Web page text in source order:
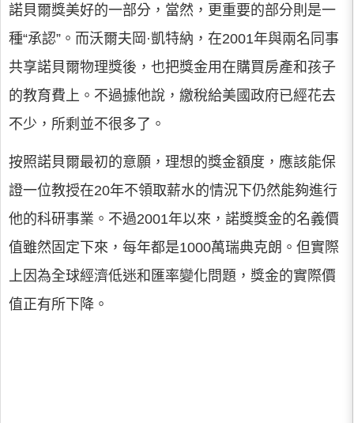
諾貝爾獎美好的一部分，當然，更重要的部分則是一
種“承認”。而沃爾夫岡·凱特納，在2001年與兩名同事
共享諾貝爾物理獎後，也把獎金用在購買房產和孩子
的教育費上。不過據他說，繳稅給美國政府已經花去
不少，所剩並不很多了。
按照諾貝爾最初的意願，理想的獎金額度，應該能保
證一位教授在20年不領取薪水的情況下仍然能夠進行
他的科研事業。不過2001年以來，諾獎獎金的名義價
值雖然固定下來，每年都是1000萬瑞典克朗。但實際
上因為全球經濟低迷和匯率變化問題，獎金的實際價
值正有所下降。